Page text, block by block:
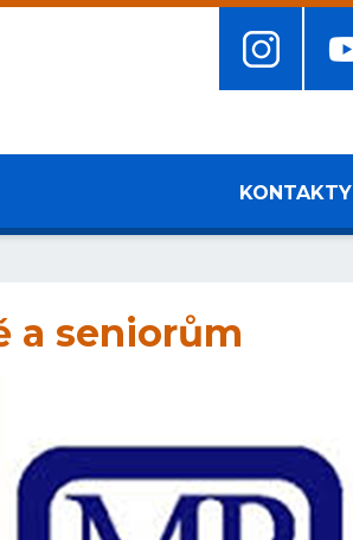
KONTAKTY
a seniorům